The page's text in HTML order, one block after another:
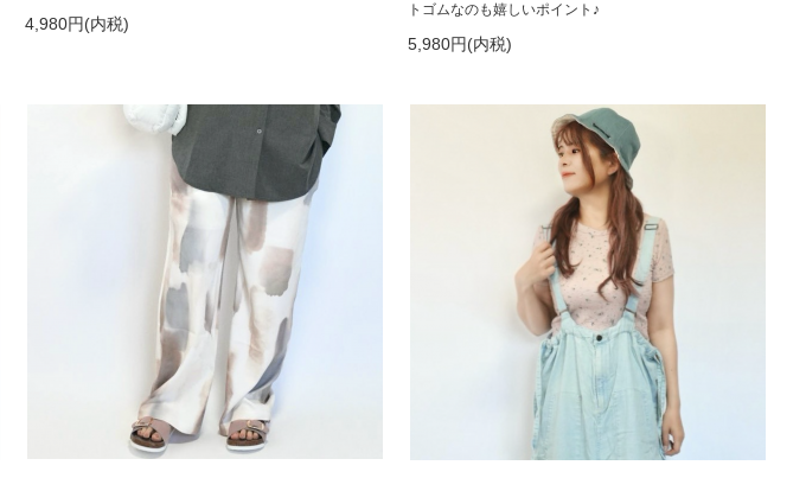
4,980円(内税)
トゴムなのも嬉しいポイント♪
5,980円(内税)